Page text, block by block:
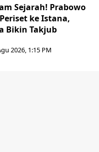
Sejarah! Prabowo
ke Istana,
Bikin Takjub
2026, 1:15 PM